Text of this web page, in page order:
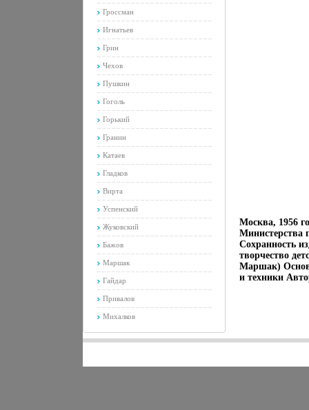
Гроссман
Игнатьев
Грин
Чехов
Пушкин
Гоголь
Горький
Гранин
Катаев
Гладков
Вирта
Успенский
Жуковский
Бажов
Маршак
Гайдар
Привалов
Михалков
Москва, 1956
Министерства
Сохранность
творчество
Маршак)
и техники